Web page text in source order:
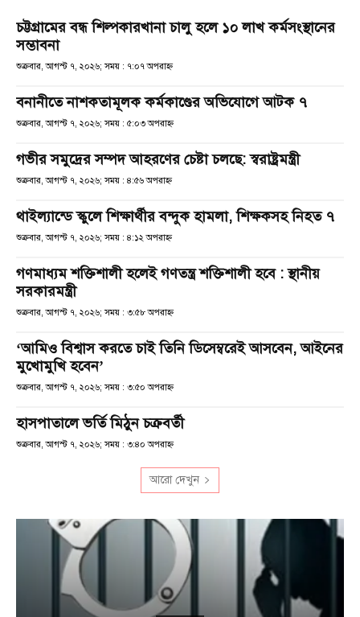
চট্টগ্রামের বন্ধ শিল্পকারখানা চালু হলে ১০ লাখ কর্মসংস্থানের
সম্ভাবনা
শুক্রবার, আগস্ট ৭, ২০২৬; সময় : ৭:০৭ অপরাহ্ণ
বনানীতে নাশকতামূলক কর্মকাণ্ডের অভিযোগে আটক ৭
শুক্রবার, আগস্ট ৭, ২০২৬; সময় : ৫:০৩ অপরাহ্ণ
গভীর সমুদ্রের সম্পদ আহরণের চেষ্টা চলছে: স্বরাষ্ট্রমন্ত্রী
শুক্রবার, আগস্ট ৭, ২০২৬; সময় : ৪:৫৬ অপরাহ্ণ
থাইল্যান্ডে স্কুলে শিক্ষার্থীর বন্দুক হামলা, শিক্ষকসহ নিহত ৭
শুক্রবার, আগস্ট ৭, ২০২৬; সময় : ৪:১২ অপরাহ্ণ
গণমাধ্যম শক্তিশালী হলেই গণতন্ত্র শক্তিশালী হবে : স্থানীয়
সরকারমন্ত্রী
শুক্রবার, আগস্ট ৭, ২০২৬; সময় : ৩:৫৮ অপরাহ্ণ
‘আমিও বিশ্বাস করতে চাই তিনি ডিসেম্বরেই আসবেন, আইনের
মুখোমুখি হবেন’
শুক্রবার, আগস্ট ৭, ২০২৬; সময় : ৩:৫০ অপরাহ্ণ
হাসপাতালে ভর্তি মিঠুন চক্রবর্তী
শুক্রবার, আগস্ট ৭, ২০২৬; সময় : ৩:৪০ অপরাহ্ণ
আরো দেখুন